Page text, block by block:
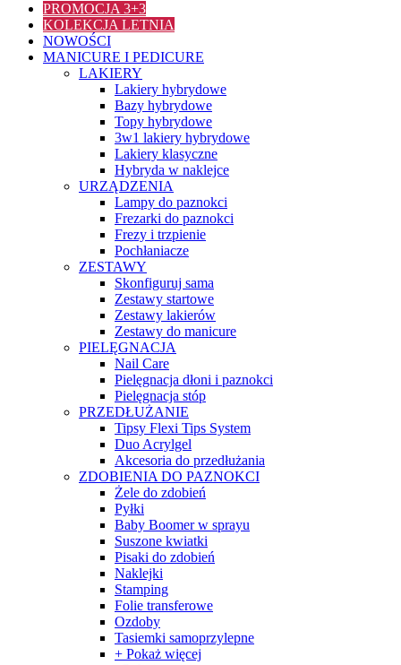
PROMOCJA 3+3
KOLEKCJA LETNIA
NOWOŚCI
MANICURE I PEDICURE
LAKIERY
Lakiery hybrydowe
Bazy hybrydowe
Topy hybrydowe
3w1 lakiery hybrydowe
Lakiery klasyczne
Hybryda w naklejce
URZĄDZENIA
Lampy do paznokci
Frezarki do paznokci
Frezy i trzpienie
Pochłaniacze
ZESTAWY
Skonfiguruj sama
Zestawy startowe
Zestawy lakierów
Zestawy do manicure
PIELĘGNACJA
Nail Care
Pielęgnacja dłoni i paznokci
Pielęgnacja stóp
PRZEDŁUŻANIE
Tipsy Flexi Tips System
Duo Acrylgel
Akcesoria do przedłużania
ZDOBIENIA DO PAZNOKCI
Żele do zdobień
Pyłki
Baby Boomer w sprayu
Suszone kwiatki
Pisaki do zdobień
Naklejki
Stamping
Folie transferowe
Ozdoby
Tasiemki samoprzylepne
+ Pokaż więcej